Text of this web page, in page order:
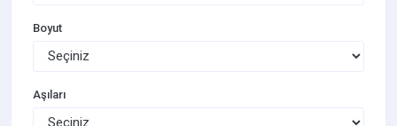
Boyut
Aşıları